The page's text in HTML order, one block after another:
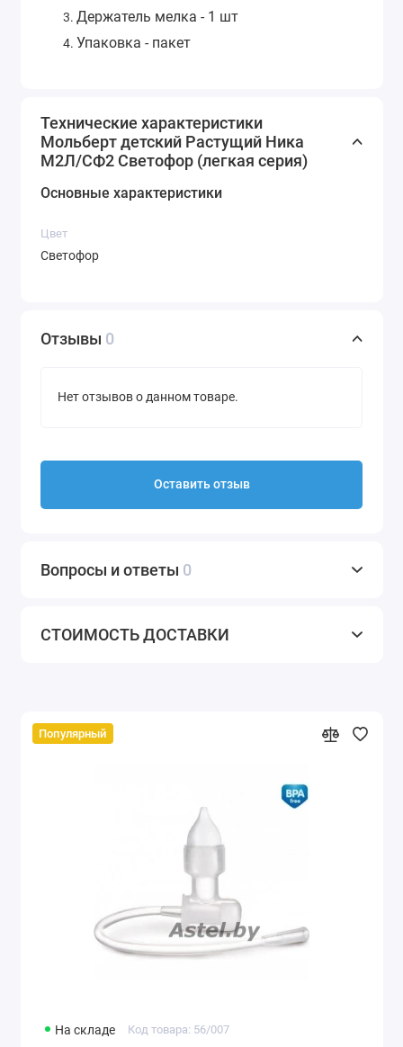
Держатель мелка - 1 шт
Упаковка - пакет
Технические характеристики
Мольберт детский Растущий Ника
М2Л/СФ2 Светофор (легкая серия)
Основные характеристики
Цвет
Светофор
Отзывы 0
Нет отзывов о данном товаре.
Оставить отзыв
Вопросы и ответы 0
СТОИМОСТЬ ДОСТАВКИ
Популярный
На складе Код товара: 56/007